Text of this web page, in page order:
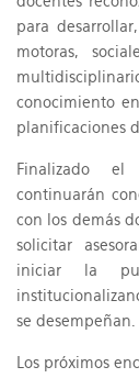
para
motoras,
conocimiento
planificaciones
Finalizado el
continuarán
con los demás
solicitar
iniciar la
se desempeñan.
Los próximos